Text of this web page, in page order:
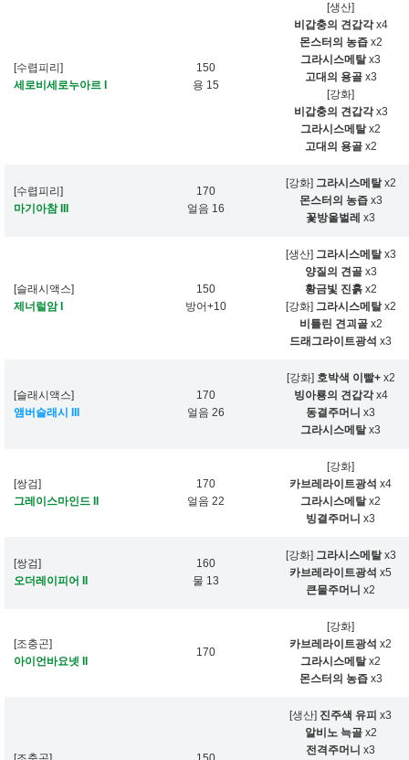
[수렵피리]
세로비세로누아르 I
150
용 15
[생산]
비갑충의 견갑각x4
몬스터의 농즙x2
그라시스메탈x3
고대의 용골x3
[강화]
비갑충의 견갑각x3
그라시스메탈x2
고대의 용골x2
[수렵피리]
마기아참 III
170
얼음 16
[강화] 그라시스메탈x2
몬스터의 농즙x3
꽃방울벌레 x3
[슬래시액스]
제너럴암 I
150
방어+10
[생산] 그라시스메탈x3
양질의 견골x3
황금빛 진흙x2
[강화] 그라시스메탈x2
비틀린 견괴골x2
드래그라이트광석 x3
[슬래시액스]
앰버슬래시 III
170
얼음 26
[강화] 호박색 이빨+x2
빙아룡의 견갑각x4
동결주머니 x3
그라시스메탈x3
[쌍검]
그레이스마인드 II
170
얼음 22
[강화]
카브레라이트광석 x4
그라시스메탈x2
빙결주머니 x3
[쌍검]
오더레이피어 II
160
물 13
[강화] 그라시스메탈x3
카브레라이트광석 x5
큰물주머니 x2
[조충곤]
아이언바요넷 II
170
[강화]
카브레라이트광석 x2
그라시스메탈x2
몬스터의 농즙x3
[생산] 진주색 유피 x3
알비노 늑골x2
전격주머니 x3